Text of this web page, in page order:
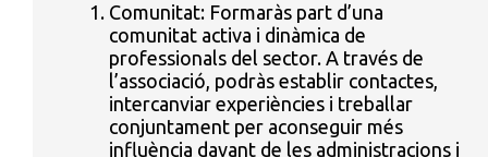
Comunitat: Formaràs part d’una
comunitat activa i dinàmica de
professionals del sector. A través de
l’associació, podràs establir contactes,
intercanviar experiències i treballar
conjuntament per aconseguir més
influència davant de les administracions i